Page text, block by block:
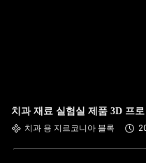
치과 재료 실험실 제품 3D 프
치과 용 지르코니아 블록